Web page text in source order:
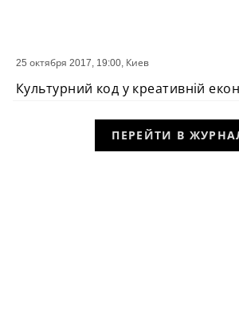
СОБЫТИЕ
25 октября 2017, 19:00, Киев
Культурний код у креативній
ПЕРЕЙТИ В